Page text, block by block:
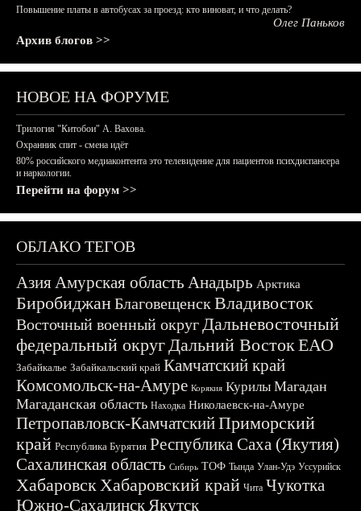
Повышение платы в автобусах за проезд: кто виноват, и что делать?
Олег Паньков
Архив блогов >>
НОВОЕ НА ФОРУМЕ
Трилогия "Китобои" А. Вахова.
Охранник спит - смена идёт
80% российского медиаконтента это телевидение для пациентов психдиспансера
и наркологии.
Перейти на форум >>
ОБЛАКО ТЕГОВ
АзияАмурская область Анадырь Арктика
БиробиджанБлаговещенскВладивосток
Восточный военный округДальневосточный
федеральный округДальний ВостокЕАО
Забайкалье Забайкальский край Камчатский край
Комсомольск-на-Амуре Корякия Курилы Магадан
Магаданская область Находка Николаевск-на-Амуре
Петропавловск-КамчатскийПриморский
край Республика Бурятия Республика Саха (Якутия)
Сахалинская область Сибирь ТОФ Тында Улан-Удэ Уссурийск
ХабаровскХабаровский край Чита Чукотка
Южно-СахалинскЯкутск